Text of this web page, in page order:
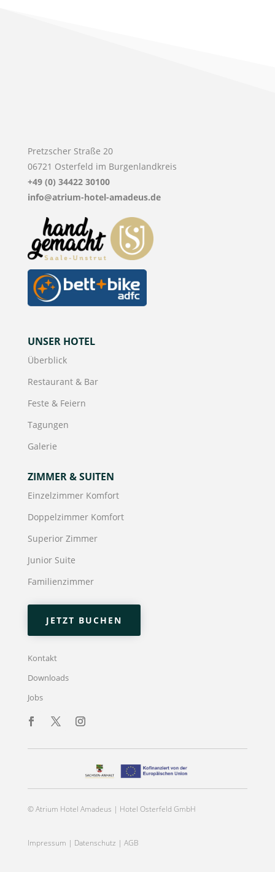
Pretzscher Straße 20
06721 Osterfeld im Burgenlandkreis
+49 (0) 34422 30100
info@atrium-hotel-amadeus.de
UNSER HOTEL
Überblick
Restaurant & Bar
Feste & Feiern
Tagungen
Galerie
ZIMMER & SUITEN
Einzelzimmer Komfort
Doppelzimmer Komfort
Superior Zimmer
Junior Suite
Familienzimmer
JETZT BUCHEN
Kontakt
Downloads
Jobs
© Atrium Hotel Amadeus | Hotel Osterfeld GmbH
Impressum | Datenschutz | AGB